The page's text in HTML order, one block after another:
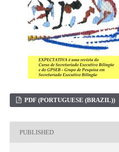
PDF (PORTUGUESE (BRAZIL))
PUBLISHED